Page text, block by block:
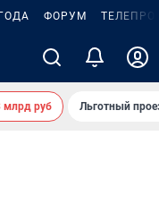
ФОРУМ
млрд руб Льготный